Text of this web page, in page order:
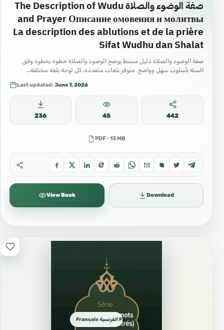
صفة الوضوء والصلاة The Description of Wudu
and Prayer Описание омовения и молитвы
La description des ablutions et de la prière
Sifat Wudhu dan Shalat
صفة الوضوء والصلاة دليل مبسّط يوضح الوضوء والصلاة خطوة بخطوة وفق
السنة بأسلوب سهل وواضح. متوفر بلغات متعددة، كل لوحة بلغة مختلفة…
Last updated:June 7, 2026
236 45 442
PDF · 13 MB
View Book Download
Français الفرنسية French